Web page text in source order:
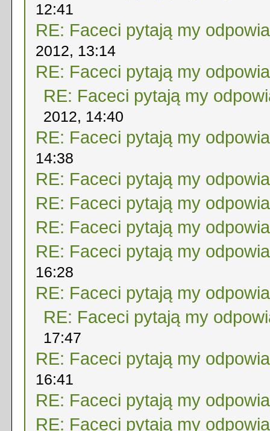
12:41
RE: Faceci pytają my
2012, 13:14
RE: Faceci pytają my
RE: Faceci pytają my
2012, 14:40
RE: Faceci pytają my
14:38
RE: Faceci pytają my
RE: Faceci pytają my
RE: Faceci pytają my
RE: Faceci pytają my
16:28
RE: Faceci pytają my
RE: Faceci pytają my
17:47
RE: Faceci pytają my
16:41
RE: Faceci pytają my
RE: Faceci pytają my